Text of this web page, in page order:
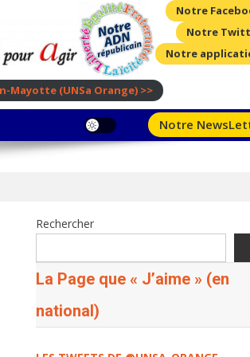
Notre
Notre
Notre
Mayotte (UNSa Orange) >>
Notre
Rechercher
La Page que « J’aime » (en
national)